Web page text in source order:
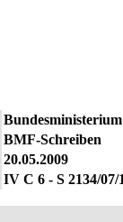
BMF-Schreiben
20.05.2009
IV C 6 - S 2134/07/